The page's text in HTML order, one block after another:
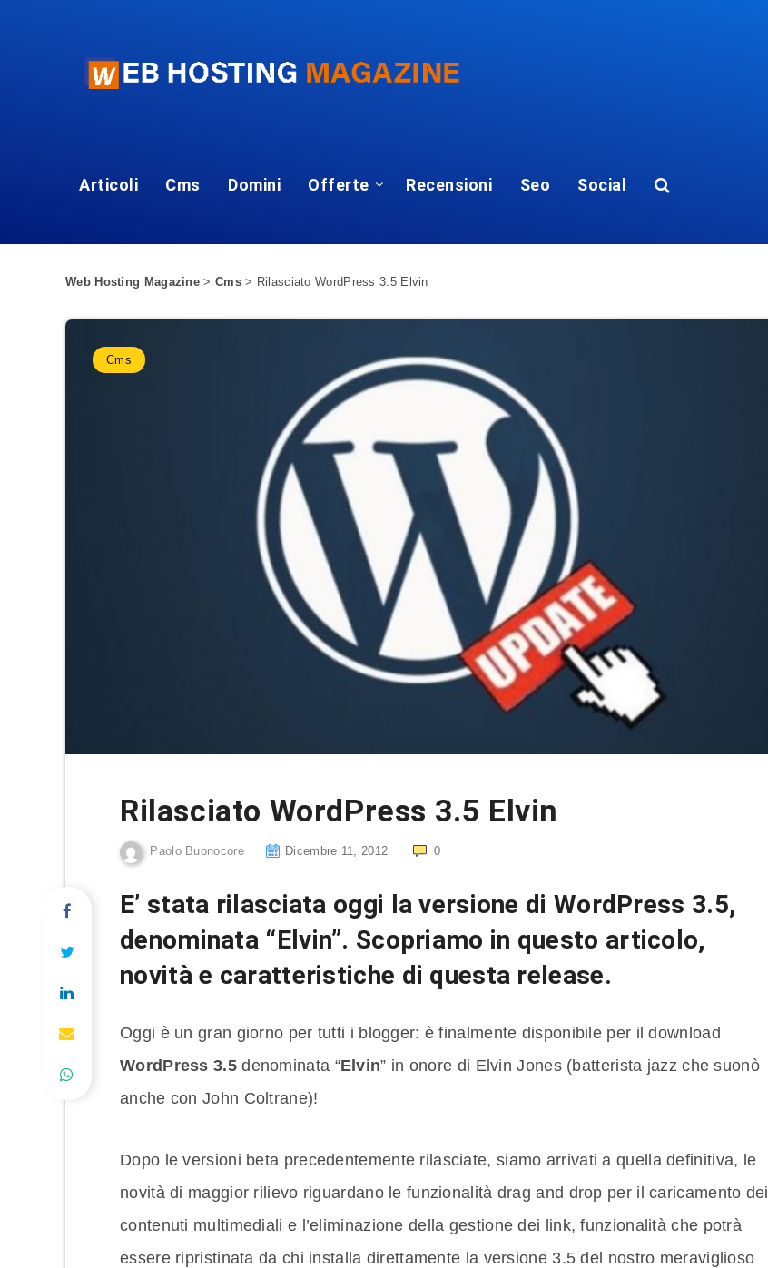
Articoli Cms Domini Offerte Recensioni Seo Social
Web Hosting Magazine > Cms> Rilasciato WordPress 3.5 Elvin
Cms
Rilasciato WordPress 3.5 Elvin
Paolo Buonocore Dicembre 11, 2012 0
E’ stata rilasciata oggi la versione di WordPress 3.5,
denominata “Elvin”. Scopriamo in questo articolo,
novità e caratteristiche di questa release.
Oggi è un gran giorno per tutti i blogger: è finalmente disponibile per il download
WordPress 3.5denominata “Elvin” in onore di Elvin Jones (batterista jazz che suonò
anche con John Coltrane)!
Dopo le versioni beta precedentemente rilasciate, siamo arrivati a quella definitiva, le
novità di maggior rilievo riguardano le funzionalità drag and drop per il caricamento dei
contenuti multimediali e l’eliminazione della gestione dei link, funzionalità che potrà
essere ripristinata da chi installa direttamente la versione 3.5 del nostro meraviglioso